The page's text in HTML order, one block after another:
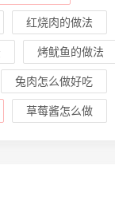
红烧肉的做法
烤鱿鱼的做法
兔肉怎么做好吃
草莓酱怎么做